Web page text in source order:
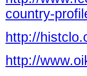
country-
http://
http://